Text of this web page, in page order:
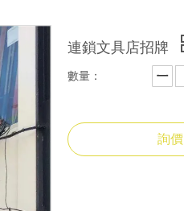
連鎖文具店招牌
數量：
詢價